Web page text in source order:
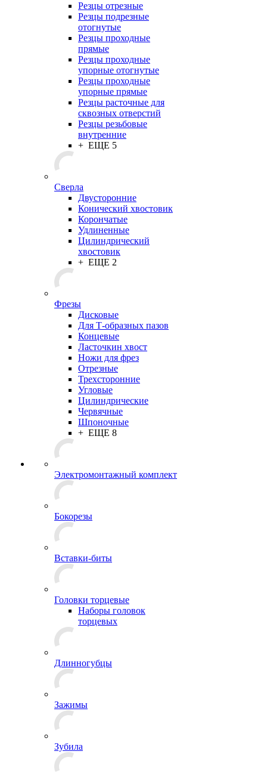
Резцы отрезные
Резцы подрезные
отогнутые
Резцы проходные
прямые
Резцы проходные
упорные отогнутые
Резцы проходные
упорные прямые
Резцы расточные для
сквозных отверстий
Резцы резьбовые
внутренние
+ ЕЩЕ 5
Сверла
Двусторонние
Конический хвостовик
Корончатые
Удлиненные
Цилиндрический
хвостовик
+ ЕЩЕ 2
Фрезы
Дисковые
Для Т-образных пазов
Концевые
Ласточкин хвост
Ножи для фрез
Отрезные
Трехсторонние
Угловые
Цилиндрические
Червячные
Шпоночные
+ ЕЩЕ 8
Электромонтажный комплект
Бокорезы
Вставки-биты
Головки торцевые
Наборы головок
торцевых
Длинногубцы
Зажимы
Зубила